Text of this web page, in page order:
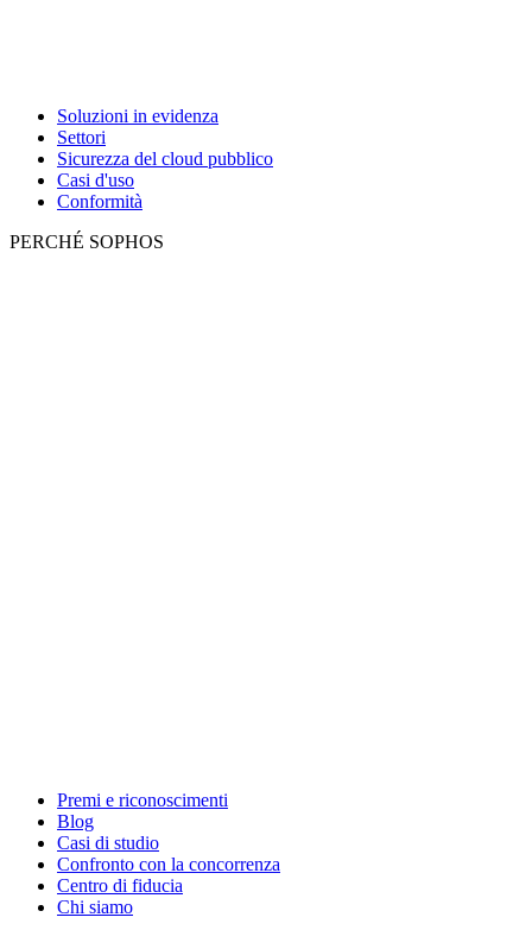
Soluzioni in evidenza
Settori
Sicurezza del cloud pubblico
Casi d'uso
Conformità
PERCHÉ SOPHOS
Premi e riconoscimenti
Blog
Casi di studio
Confronto con la concorrenza
Centro di fiducia
Chi siamo